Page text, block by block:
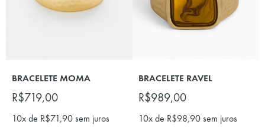
BRACELETE MOMA
R$719,00
10x de R$71,90 sem juros
BRACELETE RAVEL
R$989,00
10x de R$98,90 sem juros